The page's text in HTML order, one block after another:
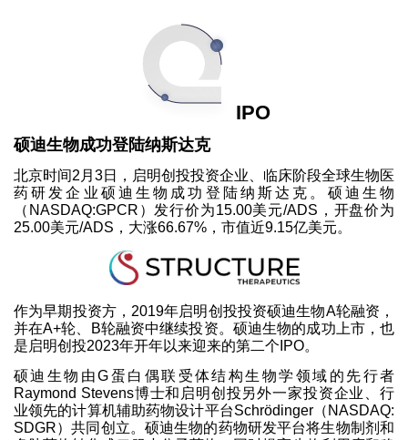
IPO
硕迪生物成功登陆纳斯达克
北京时间2月3日，启明创投投资企业、临床阶段全球生物医
药研发企业硕迪生物成功登陆纳斯达克。硕迪生物
（NASDAQ:GPCR）发行价为15.00美元/ADS，开盘价为
25.00美元/ADS，大涨66.67%，市值近9.15亿美元。
作为早期投资方，2019年启明创投投资硕迪生物A轮融资，
并在A+轮、B轮融资中继续投资。硕迪生物的成功上市，也
是启明创投2023年开年以来迎来的第二个IPO。
硕迪生物由G蛋白偶联受体结构生物学领域的先行者
Raymond Stevens博士和启明创投另外一家投资企业、行
业领先的计算机辅助药物设计平台Schrödinger（NASDAQ:
SDGR）共同创立。硕迪生物的药物研发平台将生物制剂和